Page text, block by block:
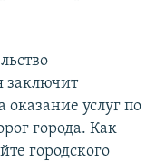
заключит
услуг по
города. Как
городского